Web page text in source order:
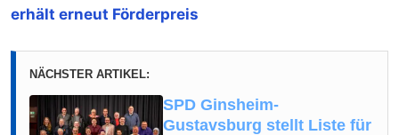
erhält erneut Förderpreis
NÄCHSTER ARTIKEL:
SPD Ginsheim-
Gustavsburg stellt Liste für